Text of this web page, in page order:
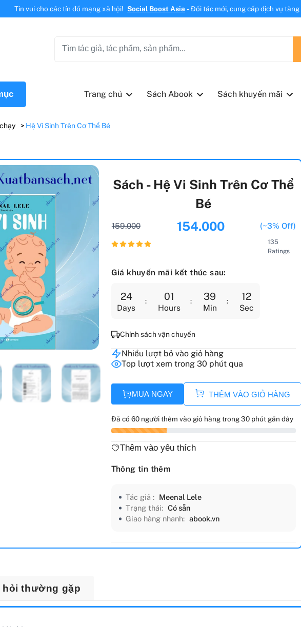
Tin vui cho các tín đồ mạng xã hội! Social Boost Asia - Đối tác mới, cung cấp dịch vụ
Trang chủ Sách Abook Sách khuyến mãi
Hệ Vi Sinh Trên Cơ Thể Bé
Sách - Hệ Vi Sinh Trên Cơ Thể
Bé
159.000 154.000 (~3% Off)
135
Ratings
Giá khuyến mãi kết thúc sau:
24
Days
01
Hours
39
Min
10
Sec
Chính sách vận chuyển
Nhiều lượt bỏ vào giỏ hàng
Top lượt xem trong 30 phút qua
MUA NGAY THÊM VÀO GIỎ HÀNG
Đã có 60 người thêm vào giỏ hàng trong 30 phút gần đây
Thêm vào yêu thích
Thông tin thêm
Tác giả : Meenal Lele
Trạng thái: Có sẵn
Giao hàng nhanh: abook.vn
hỏi thường gặp